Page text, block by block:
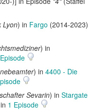
Lyon) in Fargo (2014-2023)
) in
) in 4400 - Die
Sevarin) in Stargate
1 Episode